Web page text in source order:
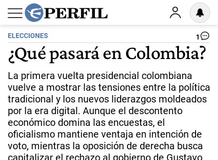
ELECCIONES 1
¿Qué pasará en Colombia?
La primera vuelta presidencial colombiana
vuelve a mostrar las tensiones entre la política
tradicional y los nuevos liderazgos moldeados
por la era digital. Aunque el descontento
económico domina las encuestas, el
oficialismo mantiene ventaja en intención de
voto, mientras la oposición de derecha busca
capitalizar el rechazo al gobierno de Gustavo